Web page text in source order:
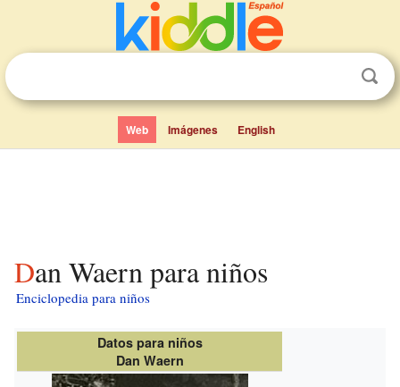
Web Imágenes English
Dan Waern para niños
Enciclopedia para niños
Datos para niños
Dan Waern